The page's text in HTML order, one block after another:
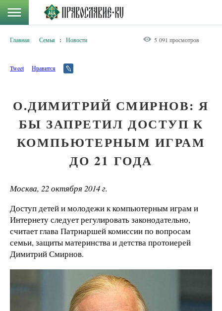
Главная Семья : Новости 5 091 просмотров
Tweet Нравится
О.ДИМИТРИЙ СМИРНОВ: Я
БЫ ЗАПРЕТИЛ ДОСТУП К
КОМПЬЮТЕРНЫМ ИГРАМ
ДО 21 ГОДА
Москва, 22 октября 2014 г.
Доступ детей и молодежи к компьютерным играм и
Интернету следует регулировать законодательно,
считает глава Патриаршей комиссии по вопросам
семьи, защиты материнства и детства протоиерей
Димитрий Смирнов.